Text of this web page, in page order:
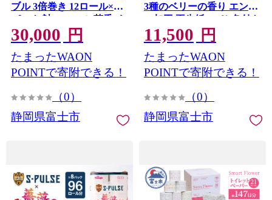
ブル 3倍巻き 12ロール×4
パック 計48ロール 芳香 く
つろぎの花の香り エンボ
ス加工 ふんわりキープ長
巻製法 取替の手間軽減 日
用品 備蓄 ローリングスト
市 [sf087-006]
30,000 円
たまったWAON
POINTで寄附できる！
（0）
静岡県富士市
3種のベリーの香り エンボ
ス加工 再生紙100％ 色付き
カラーロール 備蓄 防災 生
活必需品 日用品 消耗品 生
活用品 富士市 [sf002-391]
11,500 円
たまったWAON
POINTで寄附できる！
（0）
静岡県富士市